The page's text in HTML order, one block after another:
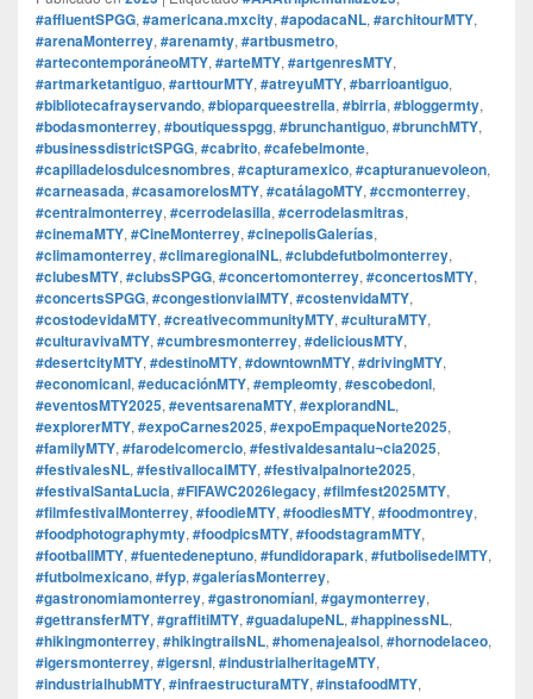
#affluentSPGG, #americana.mxcity, #apodacaNL, #architourMTY,
#arenaMonterrey, #arenamty, #artbusmetro,
#artecontemporáneoMTY, #arteMTY, #artgenresMTY,
#artmarketantiguo, #arttourMTY, #atreyuMTY, #barrioantiguo,
#bibliotecafrayservando, #bioparqueestrella, #birria, #bloggermty,
#bodasmonterrey, #boutiquesspgg, #brunchantiguo, #brunchMTY,
#businessdistrictSPGG, #cabrito, #cafebelmonte,
#capilladelosdulcesnombres, #capturamexico, #capturanuevoleon,
#carneasada, #casamorelosMTY, #catálagoMTY, #ccmonterrey,
#centralmonterrey, #cerrodelasilla, #cerrodelasmitras,
#cinemaMTY, #CineMonterrey, #cinepolisGalerías,
#climamonterrey, #climaregionalNL, #clubdefutbolmonterrey,
#clubesMTY, #clubsSPGG, #concertomonterrey, #concertosMTY,
#concertsSPGG, #congestionvialMTY, #costenvidaMTY,
#costodevidaMTY, #creativecommunityMTY, #culturaMTY,
#culturavivaMTY, #cumbresmonterrey, #deliciousMTY,
#desertcityMTY, #destinoMTY, #downtownMTY, #drivingMTY,
#economicanl, #educaciónMTY, #empleomty, #escobedonl,
#eventosMTY2025, #eventsarenaMTY, #explorandNL,
#explorerMTY, #expoCarnes2025, #expoEmpaqueNorte2025,
#familyMTY, #farodelcomercio, #festivaldesantalu¬cia2025,
#festivalesNL, #festivallocalMTY, #festivalpalnorte2025,
#festivalSantaLucia, #FIFAWC2026legacy, #filmfest2025MTY,
#filmfestivalMonterrey, #foodieMTY, #foodiesMTY, #foodmontrey,
#foodphotographymty, #foodpicsMTY, #foodstagramMTY,
#footballMTY, #fuentedeneptuno, #fundidorapark, #futbolisedelMTY,
#futbolmexicano, #fyp, #galeríasMonterrey,
#gastronomiamonterrey, #gastronomíanl, #gaymonterrey,
#gettransferMTY, #graffitiMTY, #guadalupeNL, #happinessNL,
#hikingmonterrey, #hikingtrailsNL, #homenajealsol, #hornodelaceo,
#igersmonterrey, #igersnl, #industrialheritageMTY,
#industrialhubMTY, #infraestructuraMTY, #instafoodMTY,